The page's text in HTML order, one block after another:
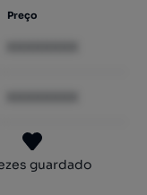
Preço
guardado